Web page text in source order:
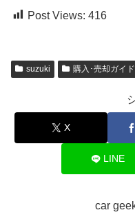
Post Views: 416
suzuki 購入･売却ガイド
X
LINE
car